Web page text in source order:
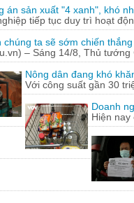
án sản xuất "4 xanh", khó
tiếp tục duy trì hoạt
chúng ta sẽ sớm chiến
– Sáng 14/8, Thủ
Nông dân đang khó
Với công suất gần 30
Doanh
Hiện